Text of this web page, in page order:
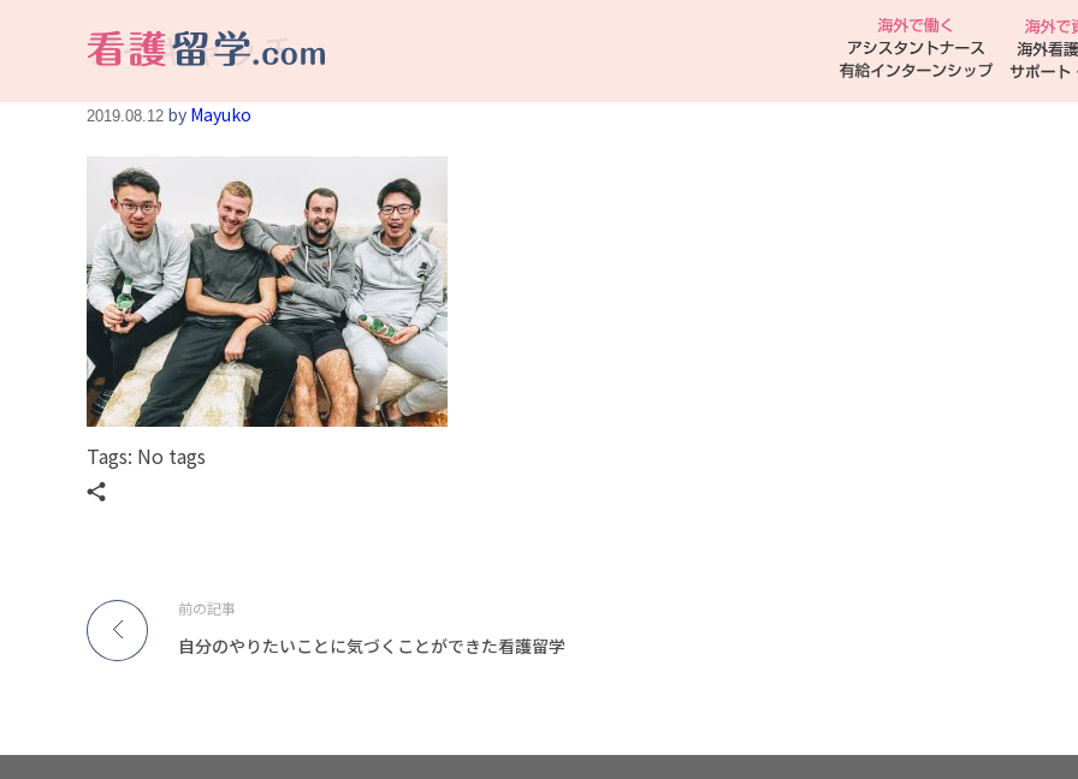
看護留学.com
World Avenueは海外就職、 永住を目指す看護留学をサポートします !
アイキャッチ
2019.08.12 by Mayuko
Tags: No tags
前の記事
自分のやりたいことに気づくことができた看護留学